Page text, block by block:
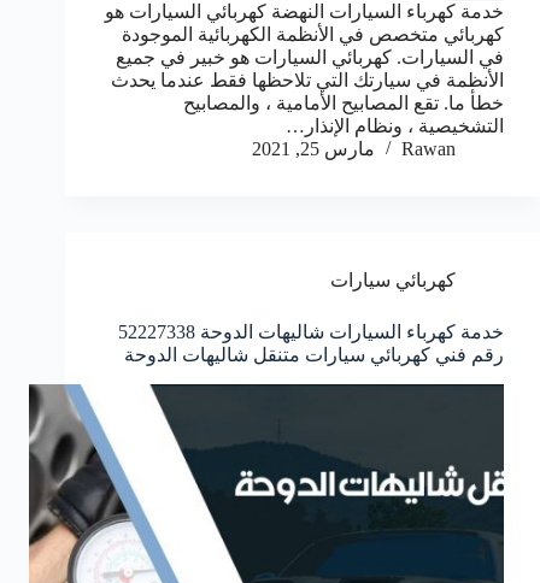
خدمة كهرباء السيارات النهضة كهربائي السيارات هو
كهربائي متخصص في الأنظمة الكهربائية الموجودة
في السيارات. كهربائي السيارات هو خبير في جميع
الأنظمة في سيارتك التي تلاحظها فقط عندما يحدث
خطأ ما. تقع المصابيح الأمامية ، والمصابيح
التشخيصية ، ونظام الإنذار…
Rawan
مارس 25, 2021
كهربائي سيارات
خدمة كهرباء السيارات شاليهات الدوحة 52227338
رقم فني كهربائي سيارات متنقل شاليهات الدوحة